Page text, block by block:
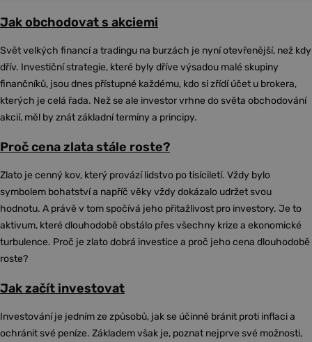
Jak obchodovat s akciemi
Svět velkých financí a tradingu na burzách je nyní otevřenější, než kdy
dřív. Investiční strategie, které byly dříve výsadou malé skupiny
finančníků, jsou dnes přístupné každému, kdo si zřídí účet u brokera,
kterých je celá řada. Než se ale investor vrhne do světa obchodování
akcií, měl by znát základní termíny a principy.
Proč cena zlata stále roste?
Zlato je cenný kov, který provází lidstvo po tisíciletí. Vždy bylo
symbolem bohatství a napříč věky vždy dokázalo udržet svou
hodnotu. A právě v tom spočívá jeho přitažlivost pro investory. Je to
aktivum, které dlouhodobě obstálo přes všechny krize a ekonomické
turbulence. Proč je zlato dobrá investice a proč jeho cena dlouhodobě
roste?
Jak začít investovat
Investování je jedním ze způsobů, jak se účinně bránit proti inflaci a
ochránit své peníze. Základem však je, poznat nejprve své možnosti,